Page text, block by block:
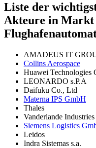
Liste der
Akteure in
AMADEUS IT
Collins Aerospace
Huawei Technologies
LEONARDO s.P.A
Daifuku Co., Ltd
Materna IPS GmbH
Thales
Vanderlande
Siemens Logistics
Leidos
Indra Sistemas s.a.